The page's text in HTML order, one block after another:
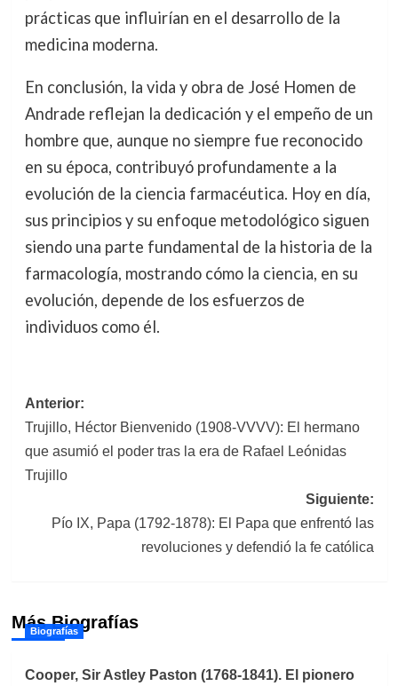
prácticas que influirían en el desarrollo de la
medicina moderna.
En conclusión, la vida y obra de José Homen de
Andrade reflejan la dedicación y el empeño de un
hombre que, aunque no siempre fue reconocido
en su época, contribuyó profundamente a la
evolución de la ciencia farmacéutica. Hoy en día,
sus principios y su enfoque metodológico siguen
siendo una parte fundamental de la historia de la
farmacología, mostrando cómo la ciencia, en su
evolución, depende de los esfuerzos de
individuos como él.
Navegación
de
entradas
Anterior:
Trujillo, Héctor Bienvenido (1908-VVVV): El hermano
que asumió el poder tras la era de Rafael Leónidas
Trujillo
Siguiente:
Pío IX, Papa (1792-1878): El Papa que enfrentó las
revoluciones y defendió la fe católica
Más Biografías
Biografías
Cooper, Sir Astley Paston (1768-1841). El pionero